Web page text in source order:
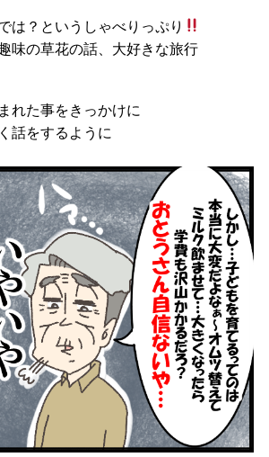
は？というしゃべりっぷり
味の草花の話、大好きな旅行
れた事をきっかけに
話をするように